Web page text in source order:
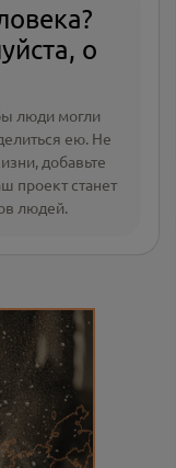
о
люди могли
ею. Не
, добавьте
проект станет
людей.